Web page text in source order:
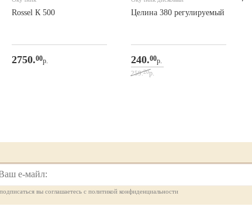
Rossel К 500
2750.00р.
Целина 380 регулируемый
240.00р.
259.20р.
вы соглашаетесь с политикой конфиденциальности